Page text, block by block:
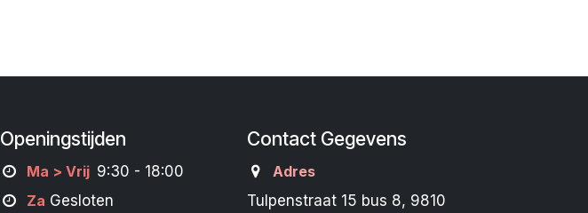
Openingstijden
Ma > Vrij 9:30 - 18:00
Za Gesloten
Contact Gegevens
Adres
Tulpenstraat 15 bus 8, 9810